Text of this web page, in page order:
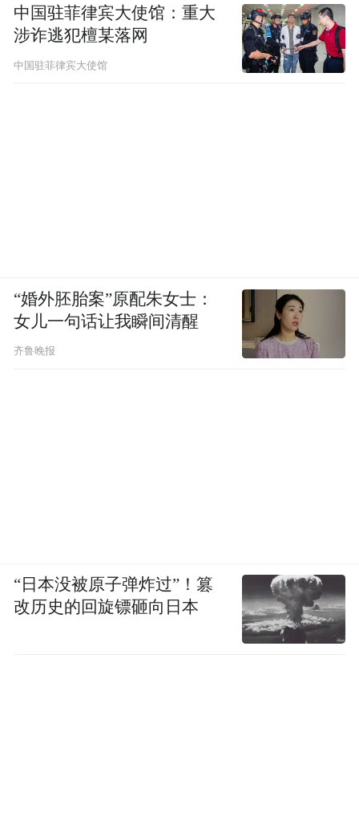
中国驻菲律宾大使馆：重大
涉诈逃犯檀某落网
中国驻菲律宾大使馆
“婚外胚胎案”原配朱女士：
女儿一句话让我瞬间清醒
齐鲁晚报
“日本没被原子弹炸过”！篡
改历史的回旋镖砸向日本